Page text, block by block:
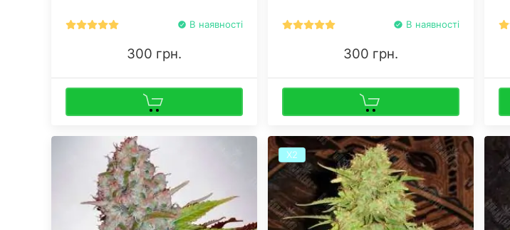
В наявності
300 грн.
В наявності
300 грн.
Х2